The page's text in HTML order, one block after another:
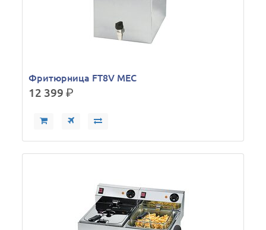
Фритюрница FT8V MEC
12 399р.